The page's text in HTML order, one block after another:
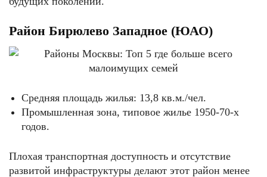
Район Бирюлево Западное (ЮАО)
Средняя площадь жилья: 13,8 кв.м./чел.
Промышленная зона, типовое жилье 1950-70-х
годов.
Плохая транспортная доступность и отсутствие
развитой инфраструктуры делают этот район менее